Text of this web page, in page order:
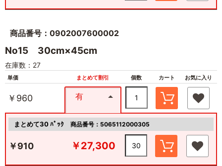
商品番号：0902007600002
No15 30cm×45cm
在庫数：27
単価 まとめて割引 個数 カート お気に入り
￥960 有
まとめて30 ﾊﾟｯｸ 商品番号：5065112000305
￥910 ￥27,300